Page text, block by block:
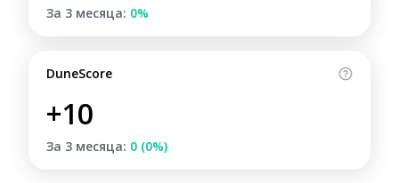
За 3 месяца: 0%
DuneScore
+10
За 3 месяца: 0 (0%)